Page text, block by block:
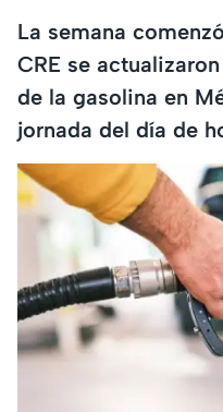
La semana
CRE se
de la gasolina en
jornada del día de